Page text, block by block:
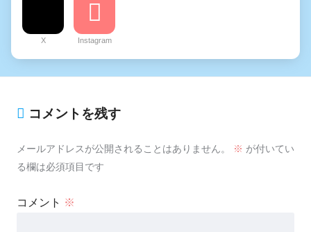
X Instagram
コメントを残す
メールアドレスが公開されることはありません。 ※ が付いてい
る欄は必須項目です
コメント ※